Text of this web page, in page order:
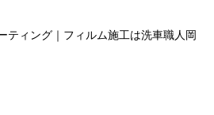
ティング｜フィルム施工は洗車職人岡